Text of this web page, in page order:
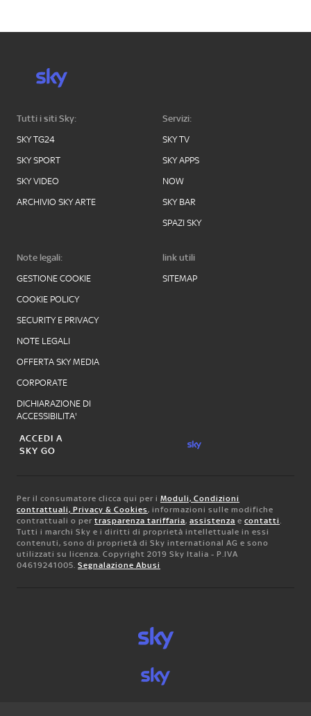
Tutti i siti Sky:
SKY TG24
SKY SPORT
SKY VIDEO
ARCHIVIO SKY ARTE
Servizi:
SKY TV
SKY APPS
NOW
SKY BAR
SPAZI SKY
Note legali:
GESTIONE COOKIE
COOKIE POLICY
SECURITY E PRIVACY
NOTE LEGALI
OFFERTA SKY MEDIA
CORPORATE
DICHIARAZIONE DI
ACCESSIBILITA'
link utili
SITEMAP
ACCEDI A
SKY GO
Per il consumatore clicca qui per i Moduli, Condizioni
contrattuali, Privacy & Cookies, informazioni sulle modifiche
contrattuali o per trasparenza tariffaria, assistenza e contatti.
Tutti i marchi Sky e i diritti di proprietà intellettuale in essi
contenuti, sono di proprietà di Sky international AG e sono
utilizzati su licenza. Copyright 2019 Sky Italia - P.IVA
04619241005. Segnalazione Abusi